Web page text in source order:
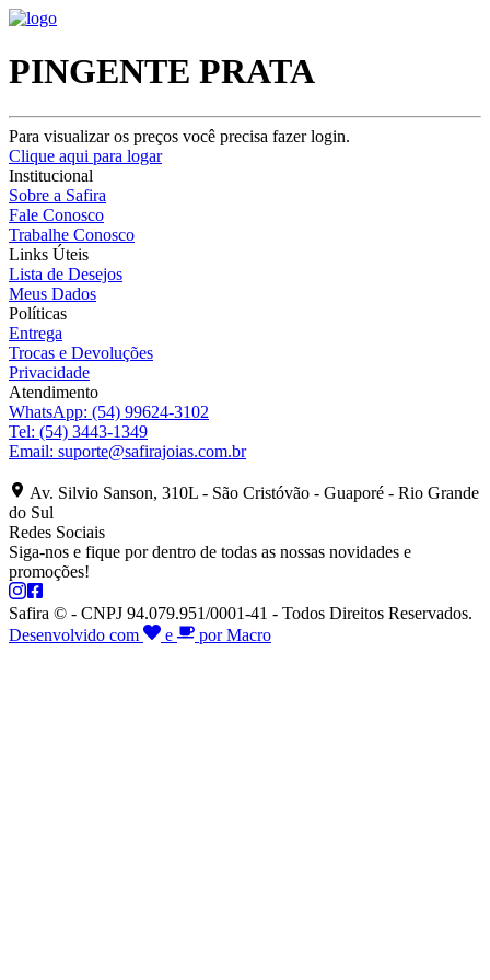
PINGENTE PRATA
Para visualizar os preços você precisa fazer login.
Clique aqui para logar
Institucional
Sobre a Safira
Fale Conosco
Trabalhe Conosco
Links Úteis
Lista de Desejos
Meus Dados
Políticas
Entrega
Trocas e Devoluções
Privacidade
Atendimento
WhatsApp: (54) 99624-3102
Tel: (54) 3443-1349
Email: suporte@safirajoias.com.br
Av. Silvio Sanson, 310L - São Cristóvão - Guaporé - Rio Grande
do Sul
Redes Sociais
Siga-nos e fique por dentro de todas as nossas novidades e
promoções!
Safira © - CNPJ 94.079.951/0001-41 - Todos Direitos Reservados.
Desenvolvido com
e por Macro